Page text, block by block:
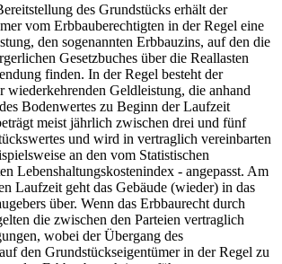
des Grundstücks erhält der
vom Erbbauberechtigten in der Regel eine
den sogenannten Erbbauzins, auf den die
Gesetzbuches über die Reallasten
finden. In der Regel besteht der
wiederkehrenden Geldleistung, die anhand
Bodenwertes zu Beginn der Laufzeit
meist jährlich zwischen drei und fünf
und wird in vertraglich vereinbarten
an den vom Statistischen
Lebenshaltungskostenindex - angepasst. Am
Laufzeit geht das Gebäude (wieder) in das
über. Wenn das Erbbaurecht durch
die zwischen den Parteien vertraglich
wobei der Übergang des
den Grundstückseigentümer in der Regel zu